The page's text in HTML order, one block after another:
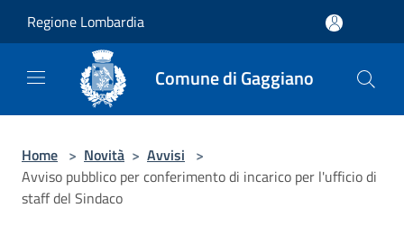
Regione Lombardia
Comune di Gaggiano
Home > Novità > Avvisi >
Avviso pubblico per conferimento di incarico per l'ufficio di
staff del Sindaco